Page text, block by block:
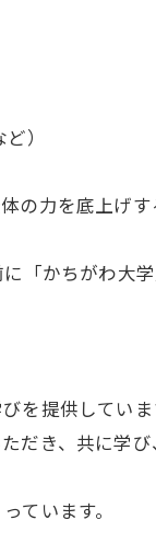
）
の力を底上げす
「かちがわ大
を提供していま
だき、共に学
ています。